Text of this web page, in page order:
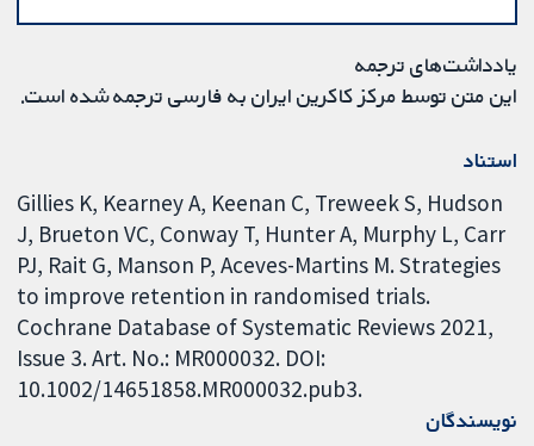
یادداشت‌های ترجمه
این متن توسط مرکز کاکرین ایران به فارسی ترجمه شده است.
استناد
Gillies K, Kearney A, Keenan C, Treweek S, Hudson
J, Brueton VC, Conway T, Hunter A, Murphy L, Carr
PJ, Rait G, Manson P, Aceves-Martins M. Strategies
to improve retention in randomised trials.
Cochrane Database of Systematic Reviews 2021,
Issue 3. Art. No.: MR000032. DOI:
10.1002/14651858.MR000032.pub3.
نویسندگان